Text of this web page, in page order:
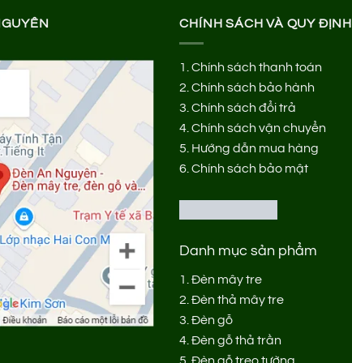
CHÍNH SÁCH VÀ QUY ĐỊNH
1.Chính sách thanh toán
2.Chính sách bảo hành
3.Chính sách đổi trả
4.Chính sách vận chuyển
5. Hướng dẫn mua hàng
6.Chính sách bảo mật
Danh mục sản phẩm
1.Đèn mây tre
2.Đèn thả mây tre
3.Đèn gỗ
4.Đèn gỗ thả trần